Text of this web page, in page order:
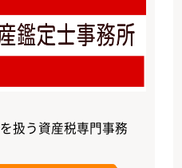
扱う資産税専門事務